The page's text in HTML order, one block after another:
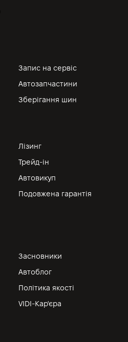
Запис на сервіс
Автозапчастини
Зберігання шин
Лізинг
Трейд-ін
Автовикуп
Подовжена гарантія
Засновники
Автоблог
Політика якості
VIDI-Кар'єра